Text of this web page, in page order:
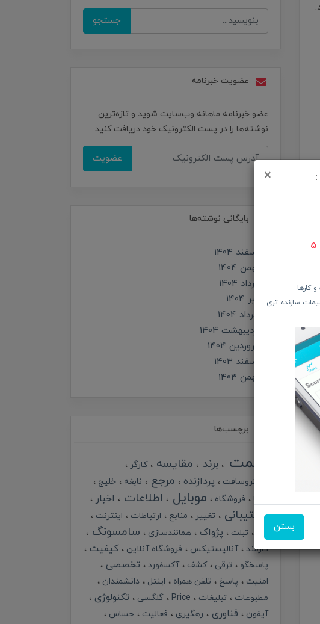
×
5
کارها
سازنده تری
بستن
جستجو
عضویت خبرنامه
عضو خبرنامه ماهانه وب‌سایت شوید و تازه‌ترین
نوشته‌ها را در پست الکترونیک خود دریافت کنید.
عضویت
بایگانی نوشته‌ها
اسفند 1404
بهمن 1404
مرداد 1404
تير 1404
خرداد 1404
ارديبهشت 1404
فروردین 1404
اسفند 1403
بهمن 1403
برچسب‌ها
قیمت برند مقایسه
کارگر
مایکروسافت
پردازنده مرجع نابغه
خلیج
گرما
فروشگاه موبایل اطلاعات اخبار
پشتیبانی تغییر منابع ارتباطات
اینترنت
تبلت پژواک همانندسازی سامسونگ
کارمند آنالیستیکس فروشگاه آنلاین کیفیت
پاسخگو ترقی کشف آکسفورد تخصصی
امنیت پاسخ تلفن همراه اینتل
دانشمندان
مطبوعات
تبلیغات Price گلگسی تکنولوژی
آیفون فناوری رهگیری فعالیت حساس